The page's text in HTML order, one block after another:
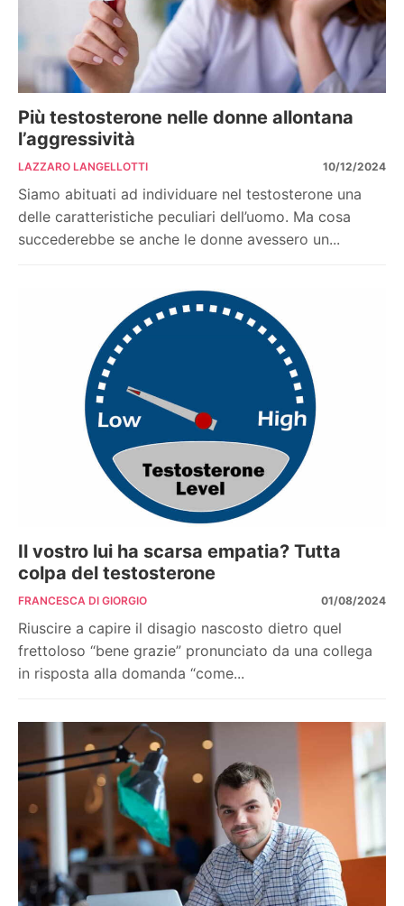
Più testosterone nelle donne allontana
l’aggressività
LAZZARO LANGELLOTTI 10/12/2024
Siamo abituati ad individuare nel testosterone una
delle caratteristiche peculiari dell’uomo. Ma cosa
succederebbe se anche le donne avessero un...
Il vostro lui ha scarsa empatia? Tutta
colpa del testosterone
FRANCESCA DI GIORGIO 01/08/2024
Riuscire a capire il disagio nascosto dietro quel
frettoloso “bene grazie” pronunciato da una collega
in risposta alla domanda “come...